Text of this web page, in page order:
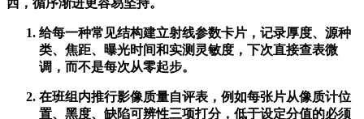
西，循序渐进更容易坚持。
给每一种常见结构建立射线参数卡片，记录厚度、源种
类、焦距、曝光时间和实测灵敏度，下次直接查表微
调，而不是每次从零起步。
在班组内推行影像质量自评表，例如每张片从像质计位
置、黑度、缺陷可辨性三项打分，低于设定分值的必须